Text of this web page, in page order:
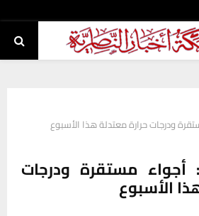
ودرجات حرارة معتدلة هذا الأسبوع
أجواء مستقرة ودرجات
الأسبوع